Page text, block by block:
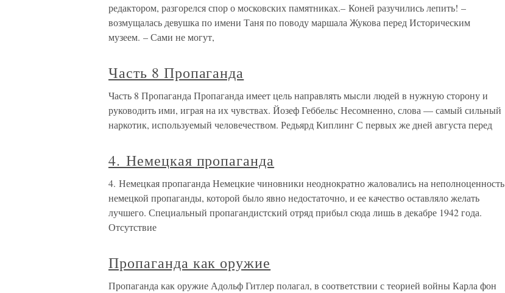
редактором, разгорелся спор о московских памятниках.– Коней разучились лепить! –
возмущалась девушка по имени Таня по поводу маршала Жукова перед Историческим
музеем. – Сами не могут,
Часть 8 Пропаганда
Часть 8 Пропаганда Пропаганда имеет цель направлять мысли людей в нужную сторону и
руководить ими, играя на их чувствах. Йозеф Геббельс Несомненно, слова — самый сильный
наркотик, используемый человечеством. Редьярд Киплинг С первых же дней августа перед
4. Немецкая пропаганда
4. Немецкая пропаганда Немецкие чиновники неоднократно жаловались на неполноценность
немецкой пропаганды, которой было явно недостаточно, и ее качество оставляло желать
лучшего. Специальный пропагандистский отряд прибыл сюда лишь в декабре 1942 года.
Отсутствие
Пропаганда как оружие
Пропаганда как оружие Адольф Гитлер полагал, в соответствии с теорией войны Карла фон